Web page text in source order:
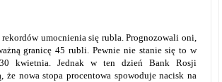
umocnienia się rubla. Prognozowali oni,
granicę 45 rubli. Pewnie nie stanie się to w
kwietnia. Jednak w ten dzień Bank Rosji
nowa stopa procentowa spowoduje nacisk na